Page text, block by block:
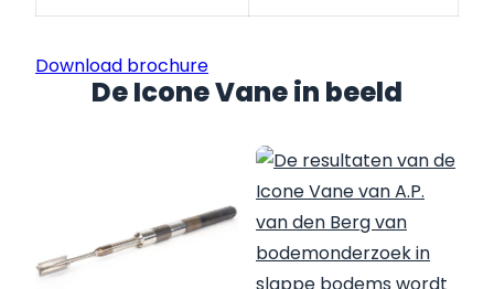
Download brochure
De Icone Vane in beeld